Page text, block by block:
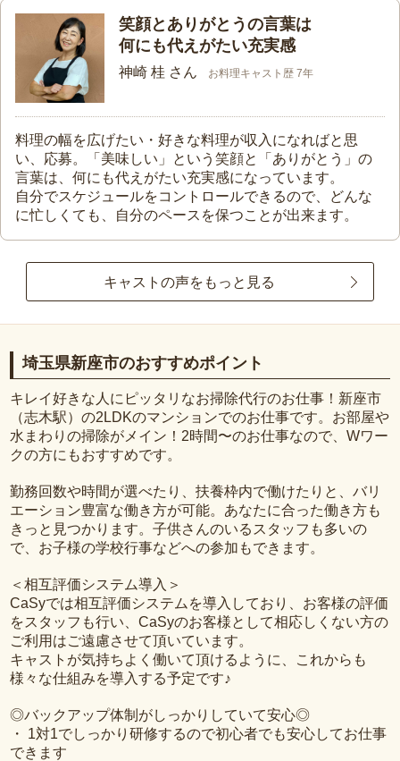
笑顔とありがとうの言葉は
何にも代えがたい充実感
神崎 桂 さん お料理キャスト歴 7年
料理の幅を広げたい・好きな料理が収入になればと思
い、応募。「美味しい」という笑顔と「ありがとう」の
言葉は、何にも代えがたい充実感になっています。
自分でスケジュールをコントロールできるので、どんな
に忙しくても、自分のペースを保つことが出来ます。
キャストの声をもっと見る
埼玉県新座市のおすすめポイント
キレイ好きな人にピッタリなお掃除代行のお仕事！新座市
（志木駅）の2LDKのマンションでのお仕事です。お部屋や
水まわりの掃除がメイン！2時間〜のお仕事なので、Wワー
クの方にもおすすめです。
勤務回数や時間が選べたり、扶養枠内で働けたりと、バリ
エーション豊富な働き方が可能。あなたに合った働き方も
きっと見つかります。子供さんのいるスタッフも多いの
で、お子様の学校行事などへの参加もできます。
＜相互評価システム導入＞
CaSyでは相互評価システムを導入しており、お客様の評価
をスタッフも行い、CaSyのお客様として相応しくない方の
ご利用はご遠慮させて頂いています。
キャストが気持ちよく働いて頂けるように、これからも
様々な仕組みを導入する予定です♪
◎バックアップ体制がしっかりしていて安心◎
・ 1対1でしっかり研修するので初心者でも安心してお仕事
できます